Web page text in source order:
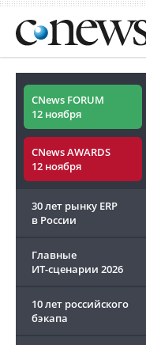
CNews FORUM
12 ноября
CNews AWARDS
12 ноября
30 лет рынку ERP
в России
Главные
ИТ-сценарии 2026
10 лет российского
бэкапа